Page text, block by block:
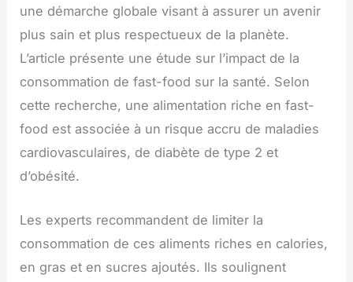
une démarche globale visant à assurer un avenir
plus sain et plus respectueux de la planète.
L’article présente une étude sur l’impact de la
consommation de fast-food sur la santé. Selon
cette recherche, une alimentation riche en fast-
food est associée à un risque accru de maladies
cardiovasculaires, de diabète de type 2 et
d’obésité.
Les experts recommandent de limiter la
consommation de ces aliments riches en calories,
en gras et en sucres ajoutés. Ils soulignent